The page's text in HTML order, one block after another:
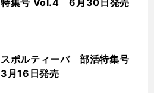
スポルティーバ 部活特集号
3月16日発売